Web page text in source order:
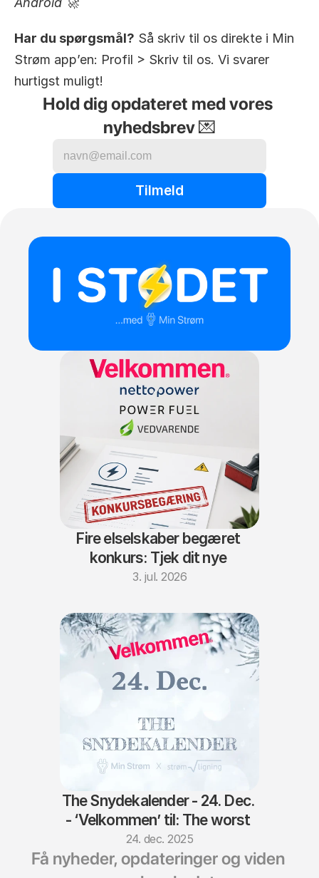
Har du spørgsmål? Så skriv til os direkte i Min
Strøm app’en: Profil > Skriv til os. Vi svarer
hurtigst muligt!
Hold dig opdateret med vores
nyhedsbrev 💌
Fire elselskaber begæret
konkurs: Tjek dit nye
elselskab
3. jul. 2026
The Snydekalender - 24. Dec.
- ‘Velkommen’ til: The worst
of the worst
24. dec. 2025
Få nyheder, opdateringer og viden